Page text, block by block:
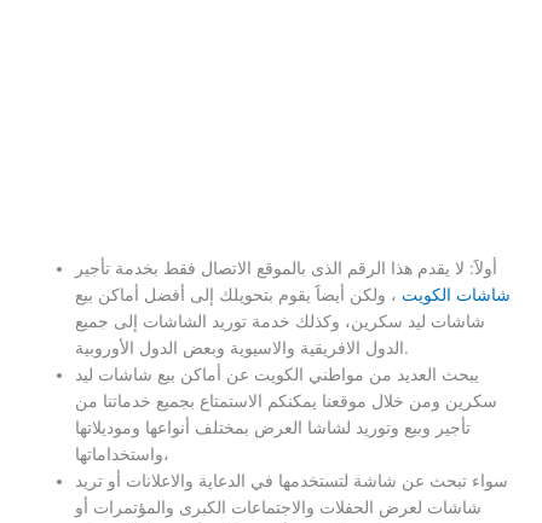
أولاََ: لا يقدم هذا الرقم الذى بالموقع الاتصال فقط بخدمة تأجير
شاشات الكويت ، ولكن أيضاََ يقوم بتحويلك إلى أفضل أماكن بيع
شاشات ليد سكرين، وكذلك خدمة توريد الشاشات إلى جميع
الدول الافريقية والاسيوية وبعض الدول الأوروبية.
يبحث العديد من مواطني الكويت عن أماكن بيع شاشات ليد
سكرين ومن خلال موقعنا يمكنكم الاستمتاع بجميع خدماتنا من
تأجير وبيع وتوريد لشاشا العرض بمختلف أنواعها وموديلاتها
واستخداماتها،
سواء تبحث عن شاشة لتستخدمها في الدعاية والاعلانات أو تريد
شاشات لعرض الحفلات والاجتماعات الكبرى والمؤتمرات أو